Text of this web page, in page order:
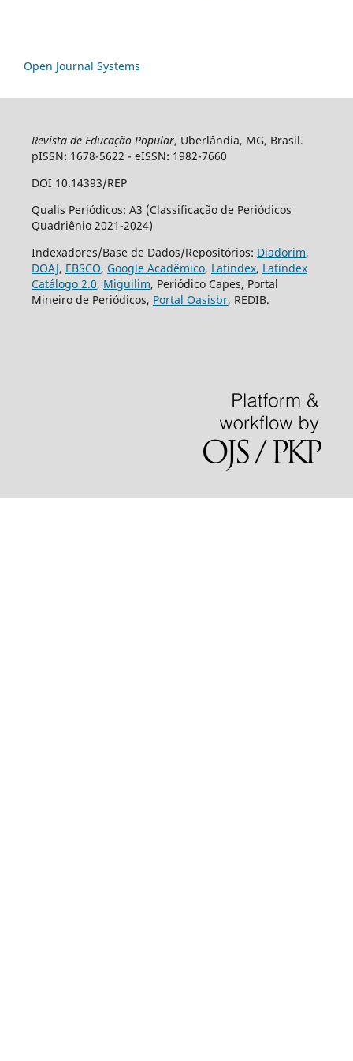
Open Journal Systems
Revista de Educação Popular, Uberlândia, MG, Brasil.
pISSN: 1678-5622 - eISSN: 1982-7660
DOI 10.14393/REP
Qualis Periódicos: A3 (Classificação de Periódicos
Quadriênio 2021-2024)
Indexadores/Base de Dados/Repositórios: Diadorim,
DOAJ, EBSCO, Google Acadêmico, Latindex, Latindex
Catálogo 2.0, Miguilim, Periódico Capes, Portal
Mineiro de Periódicos, Portal Oasisbr, REDIB.